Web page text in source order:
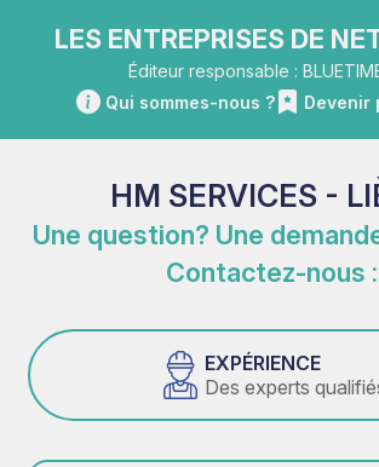
LES ENTREPRISES DE
Éditeur responsable :
Qui sommes-nous ?
Devenir
HM SERVICES -
Une question? Une
Contactez-nous :
EXPÉRIENCE
Des experts